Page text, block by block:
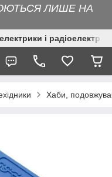
ЛИШЕ НА
і
Хаби,